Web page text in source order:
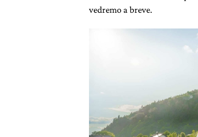
vedremo a breve.